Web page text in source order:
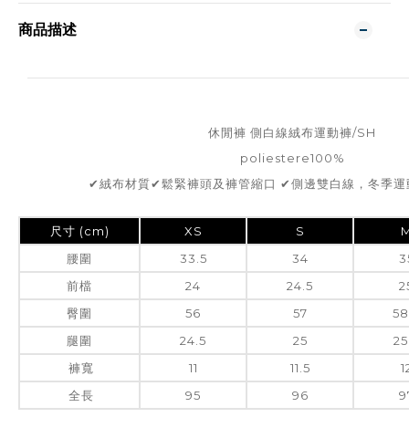
商品描述
休閒褲 側白線絨布運動褲/SH
poliestere100%
✔絨布材質✔鬆緊褲頭及褲管縮口 ✔側邊雙白線，冬季運
尺寸 (cm) XS S
腰圍
33.5 34
前檔
24 24.5
臀圍
56 57
腿圍
24.5 25
褲寬
11 11.5
全長
95 96